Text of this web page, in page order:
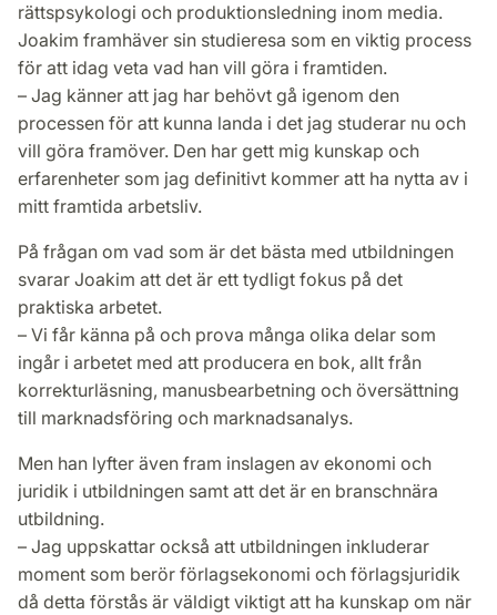
rättspsykologi och produktionsledning inom media.
Joakim framhäver sin studieresa som en viktig process
för att idag veta vad han vill göra i framtiden.
– Jag känner att jag har behövt gå igenom den
processen för att kunna landa i det jag studerar nu och
vill göra framöver. Den har gett mig kunskap och
erfarenheter som jag definitivt kommer att ha nytta av i
mitt framtida arbetsliv.
På frågan om vad som är det bästa med utbildningen
svarar Joakim att det är ett tydligt fokus på det
praktiska arbetet.
– Vi får känna på och prova många olika delar som
ingår i arbetet med att producera en bok, allt från
korrekturläsning, manusbearbetning och översättning
till marknadsföring och marknadsanalys.
Men han lyfter även fram inslagen av ekonomi och
juridik i utbildningen samt att det är en branschnära
utbildning.
– Jag uppskattar också att utbildningen inkluderar
moment som berör förlagsekonomi och förlagsjuridik
då detta förstås är väldigt viktigt att ha kunskap om när